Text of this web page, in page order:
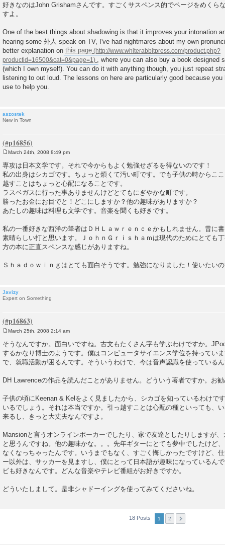
好きなのはJohn Grishamさんです。すごくサスペンス的でページをめくら
すよ。
One of the best things about shadowing is that it improves your intonation
hearing some 外人 speak on TV, I've had nightmares about my own
better explanation on this page
, where you can also buy a book designed
(which I own myself). You can do it with anything though, you just repeat
listening to out loud. The lessons on here are particularly good because
use to help you.
aszostek
New in Town
o
s
t
March 24th, 2008 8:49 pm
専攻は日本文学です。それで今からもよく勉強せざるを得ないのです！
私の出身はシカゴです。ちょっと煩くて汚い町です。でも子供の時からこ
越すことはちょっと心配になることです。
ラスベガスに行った事ありませんけどとてもにぎやかな町です。
勝ったお金にお目でと！どこにしますか？他の趣味がありますか？
あたしの趣味は料理も文学です。音楽を聞くも好きです。
私の一番好きな西洋の筆者はＤＨＬａｗｒｅｎｃｅかもしれません。昔に
素晴らしい打と思います。ＪｏｈｎＧｒｉｓｈａｍは現代のためにとても
方の本に正直スペンスな感じがありますね。
Ｓｈａｄｏｗｉｎｇはとても面白そうです。勉強になりました！使いたい
Javizy
Expert on Something
t
March 25th, 2008 2:14 am
そうなんですか。面白いですね。古文もたくさん字も学ぶわけですか。
するかなり博士のようです。僕はコンピュータサイエンス学位を持ってい
で、就職活動が困るんです。そういうわけで、今は音声認識を使っている
DH Lawrenceの作品を読んだことがありません。どういう著者ですか。お
子供の頃にKeenan & Kelをよく見ましたから、シカゴを知っているわけで
いるでしょう。それは本当ですか。引っ越すことは心配の種といっても、
来るし、きっと大丈夫なんですよ。
Mansionと言うオンラインポーカーでしたり、家で友達としたりしますが
と思うんですね。他の趣味かな。。。先年ギターにとても夢中でしたけど
なくなっちゃったんです。いうまでもなく、すごく悔しかったですけど、
ー以外は、サッカーを見ますし、僕にとって日本語が趣味になっているん
ビも好きなんです。どんな音楽やテレビ番組がお好きですか。
どういたしまして。是非シャドーイングを使ってみてくださいね。
18 Posts 1 2